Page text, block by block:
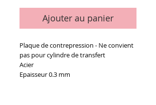
Ajouter au panier
Plaque de contrepression - Ne convient
pas pour cylindre de transfert
Acier
Epaisseur 0.3 mm